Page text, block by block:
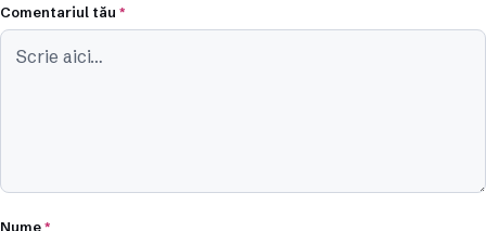
Comentariul tău *
Nume*